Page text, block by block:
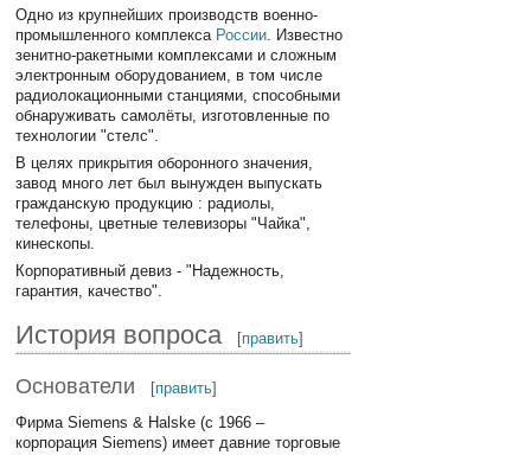
Одно из крупнейших производств военно-
промышленного комплекса России . Известно
зенитно-ракетными комплексами и сложным
электронным оборудованием, в том числе
радиолокационными станциями, способными
обнаруживать самолёты, изготовленные по
технологии "стелс".
В целях прикрытия оборонного значения,
завод много лет был вынужден выпускать
гражданскую продукцию : радиолы,
телефоны, цветные телевизоры "Чайка",
кинескопы.
Корпоративный девиз - "Надежность,
гарантия, качество".
История вопроса [править]
Основатели [править]
Фирма Siemens & Halske (с 1966 –
корпорация Siemens) имеет давние торговые